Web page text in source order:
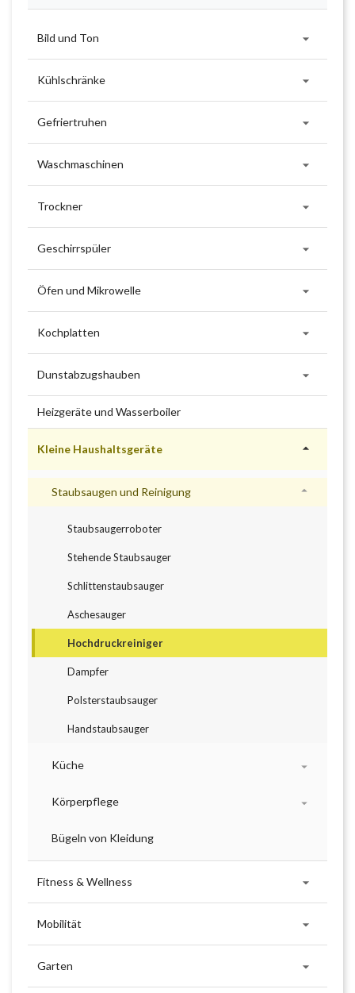
Bild und Ton 
Kühlschränke 
Gefriertruhen 
Waschmaschinen 
Trockner 
Geschirrspüler 
Öfen und Mikrowelle 
Kochplatten 
Dunstabzugshauben 
Heizgeräte und Wasserboiler
Kleine Haushaltsgeräte 
Staubsaugen und Reinigung 
Staubsaugerroboter
Stehende Staubsauger
Schlittenstaubsauger
Aschesauger
Hochdruckreiniger
Dampfer
Polsterstaubsauger
Handstaubsauger
Küche 
Körperpflege 
Bügeln von Kleidung
Fitness & Wellness 
Mobilität 
Garten 